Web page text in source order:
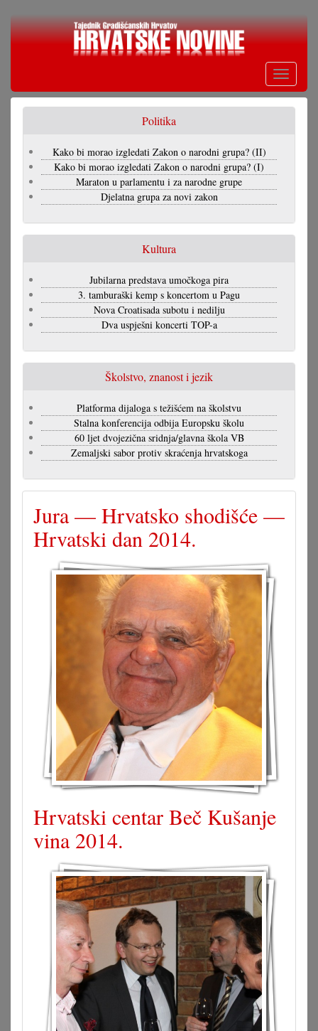
Skoči
Toggle
Politika
Kako bi morao izgledati Zakon o narodni grupa? (II)
Kako bi morao izgledati Zakon o narodni grupa? (I)
Maraton u parlamentu i za narodne grupe
Djelatna grupa za novi zakon
Kultura
Jubilarna predstava umočkoga pira
3. tamburaški kemp s koncertom u Pagu
Nova Croatisada subotu i nedilju
Dva uspješni koncerti TOP-a
Školstvo, znanost i jezik
Platforma dijaloga s težišćem na školstvu
Stalna konferencija odbija Europsku školu
60 ljet dvojezična sridnja/glavna škola VB
Zemaljski sabor protiv skraćenja hrvatskoga
Jura — Hrvatsko shodišće —
Hrvatski dan 2014.
Hrvatski centar Beč Kušanje
vina 2014.